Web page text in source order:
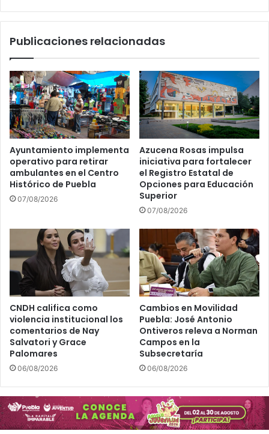
Publicaciones relacionadas
Ayuntamiento implementa
operativo para retirar
ambulantes en el Centro
Histórico de Puebla
07/08/2026
Azucena Rosas impulsa
iniciativa para fortalecer
el Registro Estatal de
Opciones para Educación
Superior
07/08/2026
CNDH califica como
violencia institucional los
comentarios de Nay
Salvatori y Grace
Palomares
06/08/2026
Cambios en Movilidad
Puebla: José Antonio
Ontiveros releva a Norman
Campos en la
Subsecretaría
06/08/2026